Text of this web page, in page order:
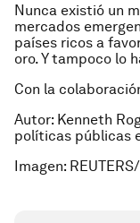
Nunca existió un
mercados
países ricos a
oro. Y tampoco lo
Con la
Autor: Kenneth
políticas públicas
Imagen: